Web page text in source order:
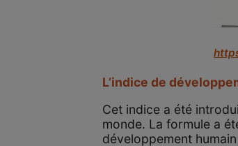
L’indice de
Cet indice a été
monde. La formule a
développement